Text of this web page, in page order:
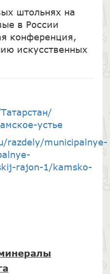
штольнях на
в России
конференция,
искусственных
устье
municipalnye-
rajon-1/kamsko-